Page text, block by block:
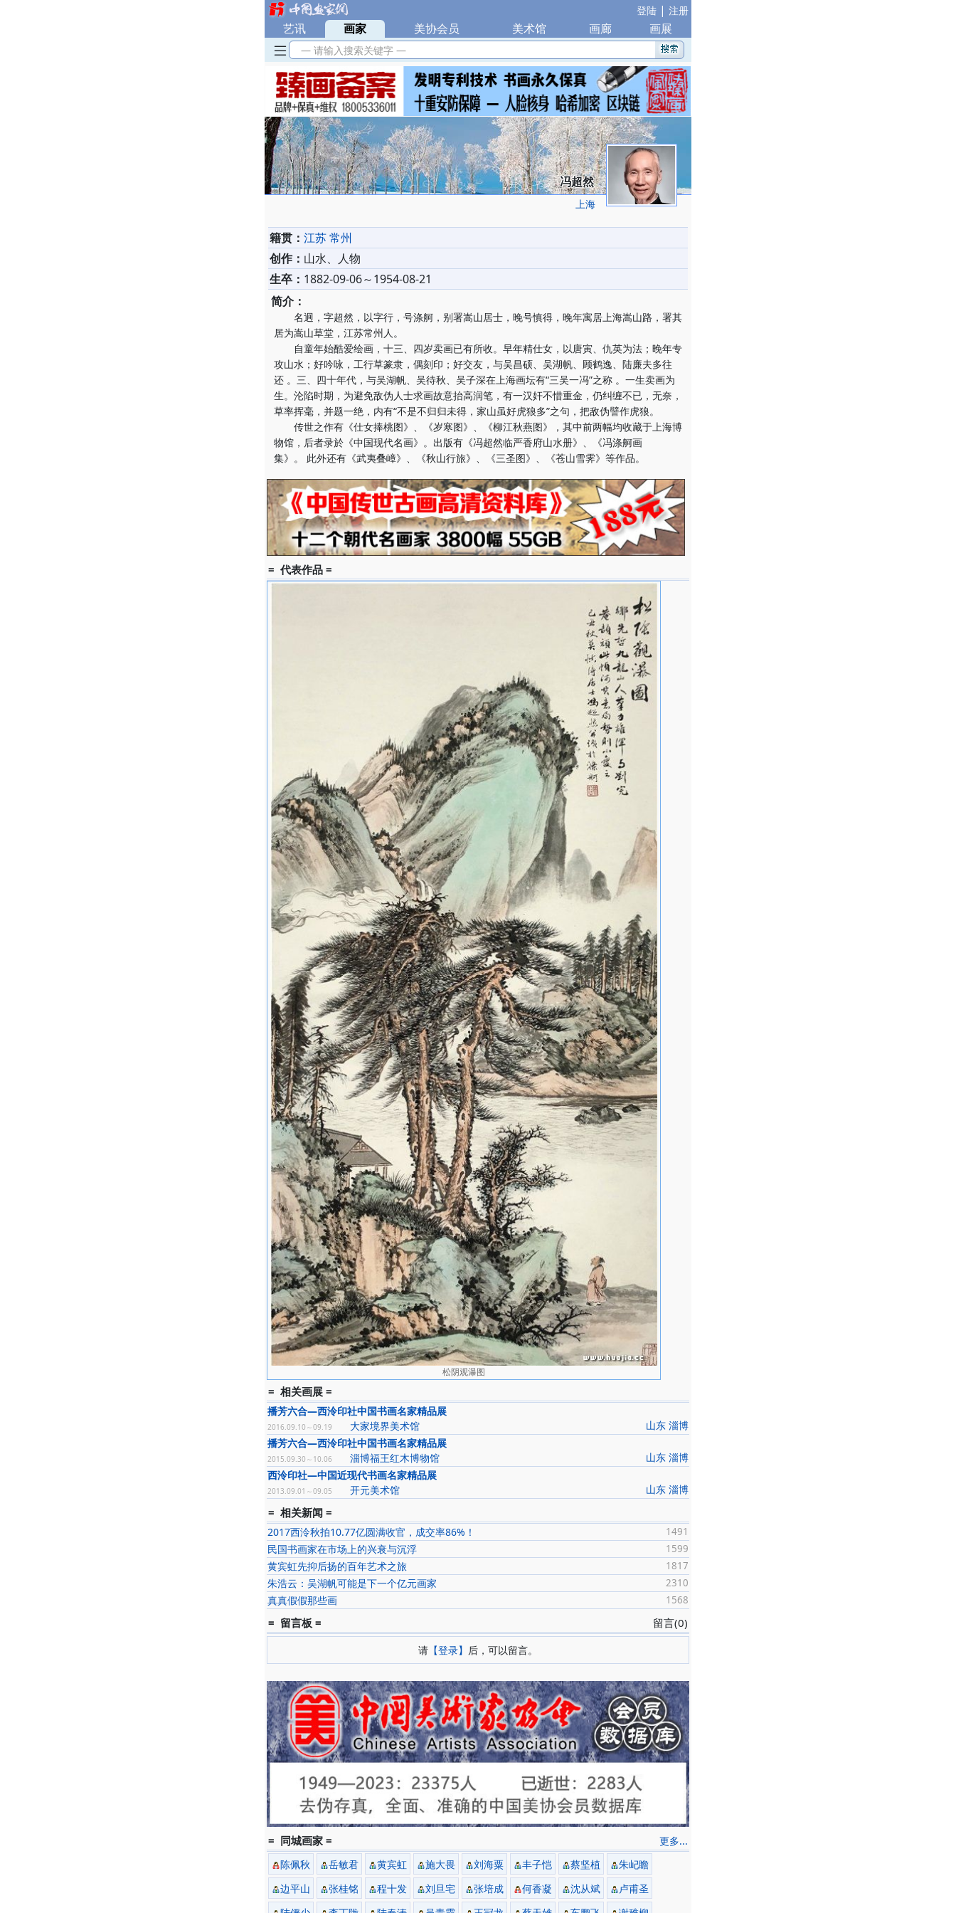
登陆 | 注册
艺讯 | 画家 美协会员 美术馆 画廊 画展
— 请输入搜索关键字 —
冯超然
上海
籍贯： 江苏 常州
创作： 山水、人物
生卒： 1882-09-06～1954-08-21
简介：
名迥，字超然，以字行，号涤舸，别署嵩山居士，晚号慎得，晚年寓居上海嵩山路，署其
居为嵩山草堂，江苏常州人。
自童年始酷爱绘画，十三、四岁卖画已有所收。早年精仕女，以唐寅、仇英为法；晚年专
攻山水；好吟咏，工行草篆隶，偶刻印；好交友，与吴昌硕、吴湖帆、顾鹤逸、陆廉夫多往
还 。三、四十年代，与吴湖帆、吴待秋、吴子深在上海画坛有“三吴一冯”之称 。一生卖画为
生。沦陷时期，为避免敌伪人士求画故意抬高润笔，有一汉奸不惜重金，仍纠缠不已，无奈，
草率挥毫，并题一绝，内有“不是不归归未得，家山虽好虎狼多”之句，把敌伪譬作虎狼。
传世之作有《仕女捧桃图》、《岁寒图》、《柳江秋燕图》，其中前两幅均收藏于上海博
物馆，后者录於《中国现代名画》。出版有《冯超然临严香府山水册》、《冯涤舸画
集》。 此外还有《武夷叠嶂》、《秋山行旅》、《三圣图》、《苍山雪霁》等作品。
= 代表作品 =
松阴观瀑图
= 相关画展 =
播芳六合—西泠印社中国书画名家精品展
山东 淄博
2016.09.10～09.19
大家境界美术馆
播芳六合—西泠印社中国书画名家精品展
山东 淄博
2015.09.30～10.06
淄博福王红木博物馆
西泠印社—中国近现代书画名家精品展
山东 淄博
2013.09.01～09.05 开元美术馆
= 相关新闻 =
1491
2017西泠秋拍10.77亿圆满收官，成交率86%！
1599
民国书画家在市场上的兴衰与沉浮
1817
黄宾虹先抑后扬的百年艺术之旅
2310
朱浩云：吴湖帆可能是下一个亿元画家
1568
真真假假那些画
留言(0)
= 留言板 =
请 【登录】 后，可以留言。
更多...
= 同城画家 =
陈佩秋 岳敏君 黄宾虹 施大畏 刘海粟 丰子恺 蔡坚植
朱屺瞻
边平山
张桂铭 程十发 刘旦宅 张培成 何香凝 沈从斌
卢甫圣